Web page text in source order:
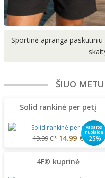
ŠIUO
Solid rankinė per petį
Vasaros
nuolaida
-25%
19.99€* 14.99 €
4F® kuprinė